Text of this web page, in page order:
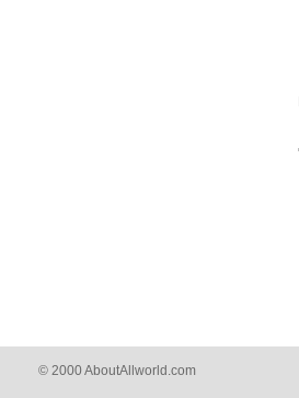
© 2000 AboutAllworld.com